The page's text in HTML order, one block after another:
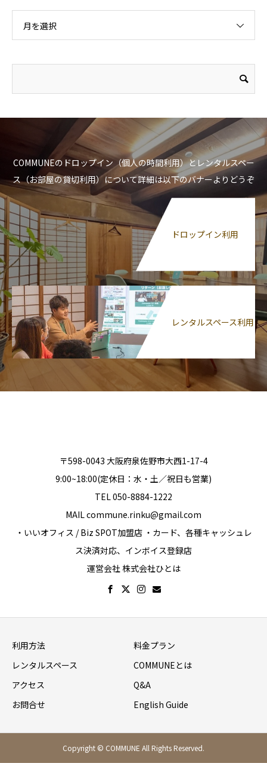
月を選択
COMMUNEのドロップイン（個人の時間利用）とレンタルスペー
ス（お部屋の貸切利用）について詳細は以下のバナーよりどうぞ
ドロップイン利用
レンタルスペース利用
〒598-0043 大阪府泉佐野市大西1-17-4
9:00~18:00(定休日：水・土／祝日も営業)
TEL 050-8884-1222
MAIL commune.rinku@gmail.com
・いいオフィス / Biz SPOT加盟店 ・カード、各種キャッシュレ
ス決済対応、インボイス登録店
運営会社 株式会社ひとは
利用方法
料金プラン
レンタルスペース
COMMUNEとは
アクセス
Q&A
お問合せ
English Guide
Copyright © COMMUNE All Rights Reserved.